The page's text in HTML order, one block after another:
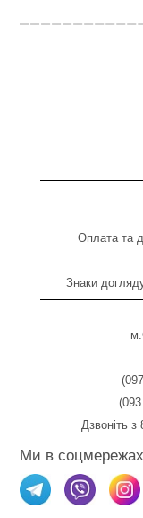
Оплата та
Знаки
Дзвоніть з
Ми в соцмережах